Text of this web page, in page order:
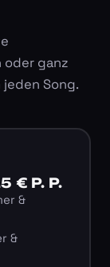
oder ganz
Song.
€ P. P.
&
&